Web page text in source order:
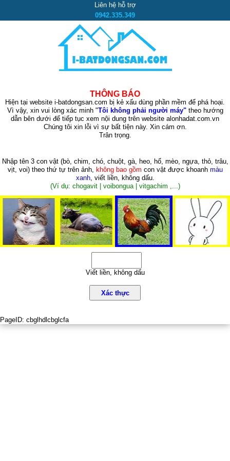
Liên hệ hỗ trợ
0942.335.349
THÔNG BÁO
Hiện tại website i-batdongsan.com bị kẻ xấu dùng phần mềm để phá hoại.
Vì vậy, xin vui lòng xác minh "Tôi không phải người máy"theo hướng
dẫn bên dưới để tiếp tục xem nội dung trên website alonhadat.com.vn
Chúng tôi xin lỗi vì sự bất tiện này. Xin cám ơn.
Trân trọng.
Nhập tên 3 con vật (bò, chim, chó, chuột, gà, heo, hổ, mèo, ngựa, thỏ, trâu,
vịt, voi)theo thứ tự trên ảnh, không bao gồm con vật được khoanh màu
xanh, viết liền, không dấu.
(Ví dụ: chogavit | voibongua | vitgachim ,...)
Viết liền, không dấu
Xác thực
PageID: cbglhdlcbglcfa